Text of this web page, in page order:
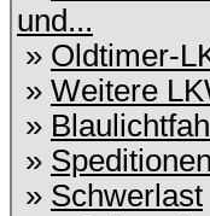
und...
» Oldtimer-
» Weitere
»
»
» Schwerlast